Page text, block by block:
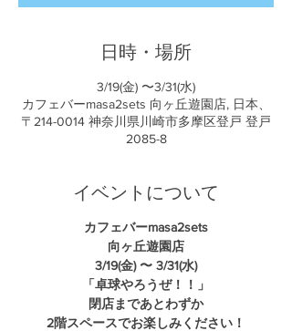
日時・場所
3/19(金) 〜3/31(水)
カフェバーmasa2sets 向ヶ丘遊園店, 日本、
〒214-0014 神奈川県川崎市多摩区登戸 登戸
2085-8
イベントについて
カフェバーmasa2sets
向ヶ丘遊園店
3/19(金) 〜 3/31(水)
「卓球やろうぜ！！」
閉店まであとわずか
2階スペースでお楽しみください！